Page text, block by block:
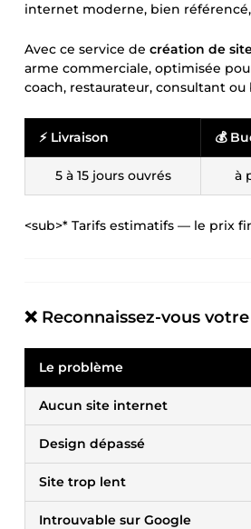
internet moderne, bien
Avec ce service de création de
arme commerciale, optimisée
coach, restaurateur, consultant
⚡ Livraison 💰
5 à 15 jours ouvrés à
<sub>* Tarifs estimatifs — le prix
❌ Reconnaissez-vous
Le problème
Aucun site internet
Design dépassé
Site trop lent
Introuvable sur Google